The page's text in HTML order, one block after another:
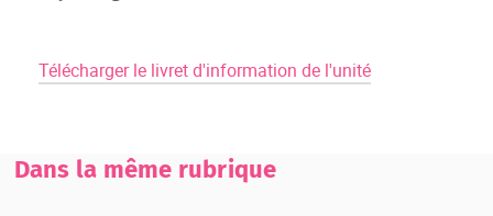
Télécharger le livret d'information de l'unité
Dans la même rubrique